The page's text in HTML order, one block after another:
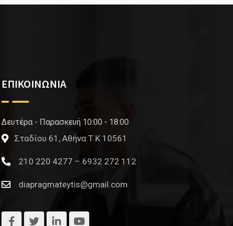
ΕΠΙΚΟΙΝΩΝΙΑ
Δευτέρα - Παρασκευή 10:00 - 18:00
Σταδίου 61, Αθήνα Τ.Κ 10561
210 220 4277 – 6932 272 112
diapragmateytis@gmail.com